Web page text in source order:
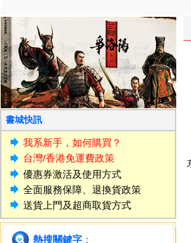
書城快訊
我系新手，如何購買？
台灣/香港免運費政策
優惠券激活及使用方式
全面服務保障、退換貨政策
送貨上門及超商取貨方式
熱搜關鍵字 ：